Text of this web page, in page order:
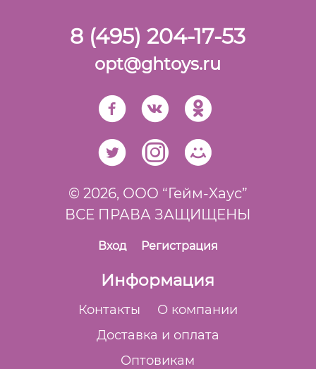
8 (495) 204-17-53
opt@ghtoys.ru
© 2026, ООО “Гейм-Xаус”
ВСЕ ПРАВА ЗАЩИЩЕНЫ
Вход Регистрация
Информация
Контакты
О компании
Доставка и оплата
Оптовикам